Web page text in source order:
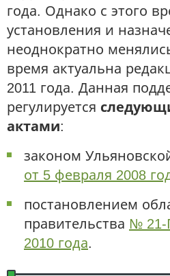
года. Однако с этого
установления и
неоднократно
время актуальна
2011 года. Данная
регулируется
актами:
законом
от 5 февраля 2008
постановлением
правительства № 21-
2010 года.